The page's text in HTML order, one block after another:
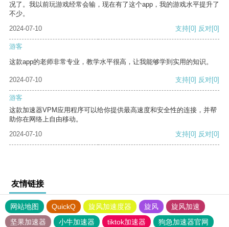
况了。我以前玩游戏经常会输，现在有了这个app，我的游戏水平提升了
不少。
2024-07-10
支持[0] 反对[0]
游客
这款app的老师非常专业，教学水平很高，让我能够学到实用的知识。
2024-07-10 支持[0] 反对[0]
游客
这款加速器VPM应用程序可以给你提供最高速度和安全性的连接，并帮
助你在网络上自由移动。
2024-07-10
支持[0] 反对[0]
友情链接
网站地图 QuickQ 旋风加速度器 旋风
旋风加速
坚果加速器
小牛加速器 tiktok加速器
狗急加速器官网